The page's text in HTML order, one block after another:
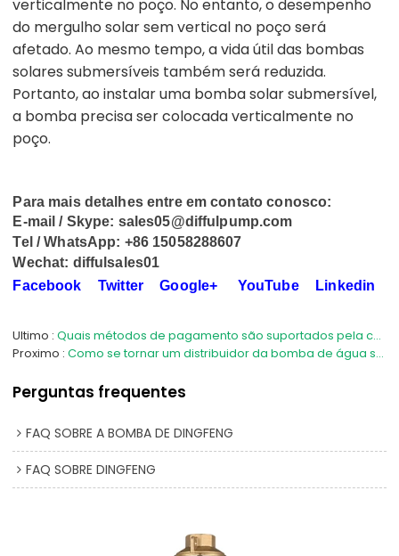
verticalmente no poço. No entanto, o desempenho
do mergulho solar sem vertical no poço será
afetado. Ao mesmo tempo, a vida útil das bombas
solares submersíveis também será reduzida.
Portanto, ao instalar uma bomba solar submersível,
a bomba precisa ser colocada verticalmente no
poço.
Para mais detalhes entre em contato conosco:
E-mail / Skype: sales05@diffulpump.com
Tel / WhatsApp: +86 15058288607
Wechat: diffulsales01
Facebook
Twitter Google+ YouTube Linkedin
Ultimo
Quais métodos de pagamento são suportados pela compra da bomba DIFFUL?
Proximo
Como se tornar um distribuidor da bomba de água solar DIFFUL?
Perguntas frequentes
FAQ SOBRE A BOMBA DE DINGFENG
FAQ SOBRE DINGFENG